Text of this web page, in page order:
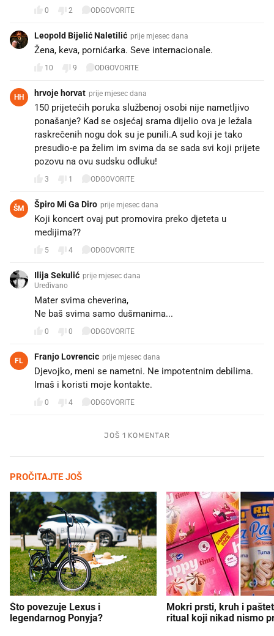
0 2 ODGOVORITE
Leopold Bijelić Naletilić prije mjesec dana
Žena, keva, pornićarka. Seve internacionale.
10 9 ODGOVORITE
HH hrvoje horvat prije mjesec dana
150 prijetećih poruka službenoj osobi nije nametljivo
ponašanje? Kad se osjećaj srama dijelio ova je ležala
raskrečenih nogu dok su je punili.A sud koji je tako
presudio-e pa želim im svima da se sada svi koji prijete
pozovu na ovu sudsku odluku!
3 1 ODGOVORITE
ŠM Špiro Mi Ga Diro prije mjesec dana
Koji koncert ovaj put promovira preko djeteta u
medijima??
5 4 ODGOVORITE
Ilija Sekulić prije mjesec dana
Uređivano
Mater svima cheverina,
Ne baš svima samo dušmanima...
0 0 ODGOVORITE
FL Franjo Lovrencic prije mjesec dana
Djevojko, meni se nametni. Ne impotentnim debilima.
Imaš i koristi moje kontakte.
0 4 ODGOVORITE
JOŠ 1 KOMENTAR
PROČITAJTE JOŠ
Što povezuje Lexus i
legendarnog Ponyja?
Mokri prsti, kruh i
ritual koji nikad nismo